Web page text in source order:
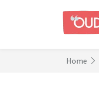
Home